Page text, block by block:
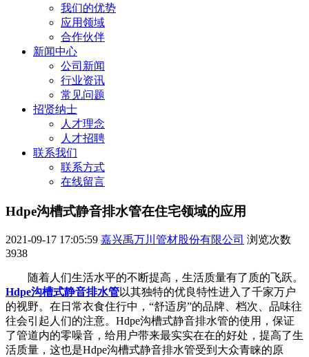
我们的优势
应用领域
合作伙伴
新闻中心
公司新闻
行业资讯
常见问题
招贤纳士
人才理念
人才招聘
联系我们
联系方式
在线留言
Hdpe沟槽式静音排水管在住宅领域的应用
2021-09-17 17:05:59 嘉兴禹万川管材股份有限公司 浏览次数
3938
随着人们生活水平的不断提高，生活质量有了质的飞跃。
Hdpe沟槽式静音排水管以其独特的优良特性进入了千家万户
的视野。在日常衣食住行中，“舒适房”的品牌、档次、品味往
往会引起人们的注意。Hdpe沟槽式静音排水管的使用，保证
了管道内的零噪音，给用户带来最实实在在的好处，提高了生
活质量，这也是Hdpe沟槽式静音排水管受到大众青睐的原